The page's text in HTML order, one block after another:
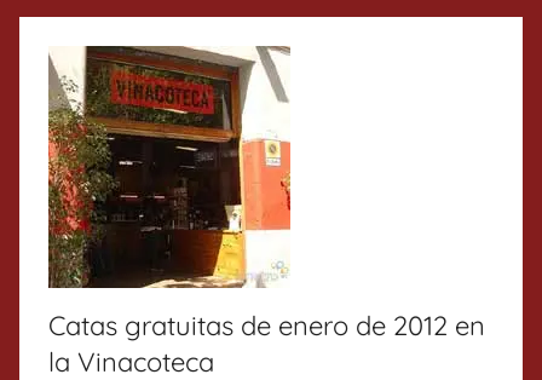
Catas gratuitas de enero de 2012 en
la Vinacoteca